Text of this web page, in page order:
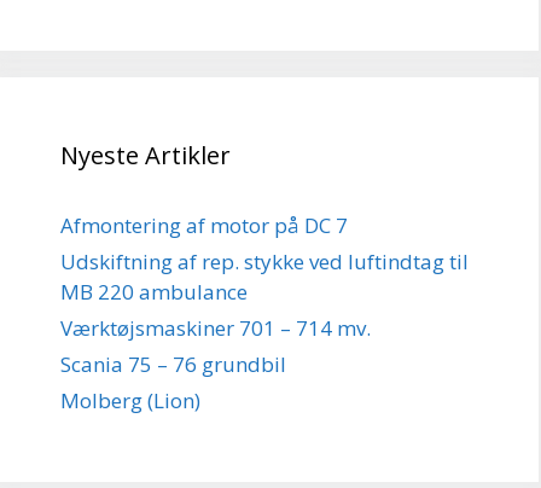
Nyeste Artikler
Afmontering af motor på DC 7
Udskiftning af rep. stykke ved luftindtag til
MB 220 ambulance
Værktøjsmaskiner 701 – 714 mv.
Scania 75 – 76 grundbil
Molberg (Lion)